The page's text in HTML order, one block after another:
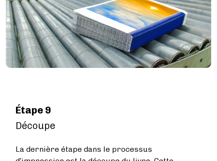
Étape 9
Découpe
La dernière étape dans le processus